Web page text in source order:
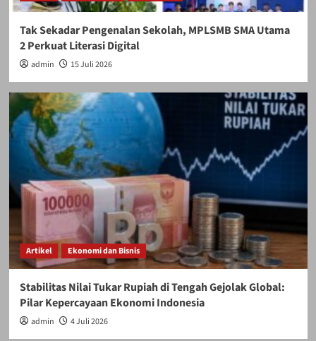
Tak Sekadar Pengenalan Sekolah, MPLSMB SMA Utama
2 Perkuat Literasi Digital
admin 15 Juli 2026
Artikel Ekonomi dan Bisnis
Stabilitas Nilai Tukar Rupiah di Tengah Gejolak Global:
Pilar Kepercayaan Ekonomi Indonesia
admin 4 Juli 2026